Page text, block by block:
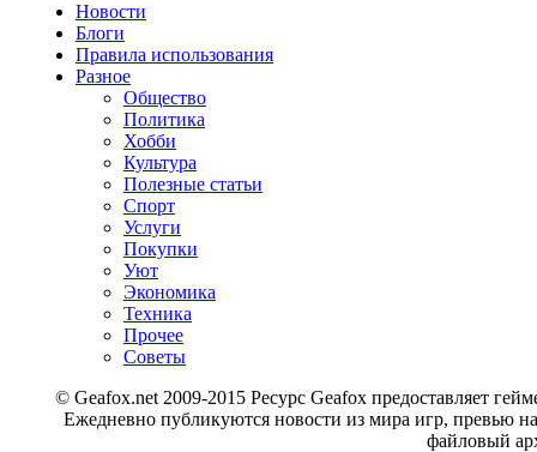
Новости
Блоги
Правила использования
Разное
Общество
Политика
Хобби
Культура
Полезные статьи
Спорт
Услуги
Покупки
Уют
Экономика
Техника
Прочее
Советы
© Geafox.net 2009-2015 Ресурс Geafox предоставляет
Ежедневно публикуются новости из мира игр, превью
файловый